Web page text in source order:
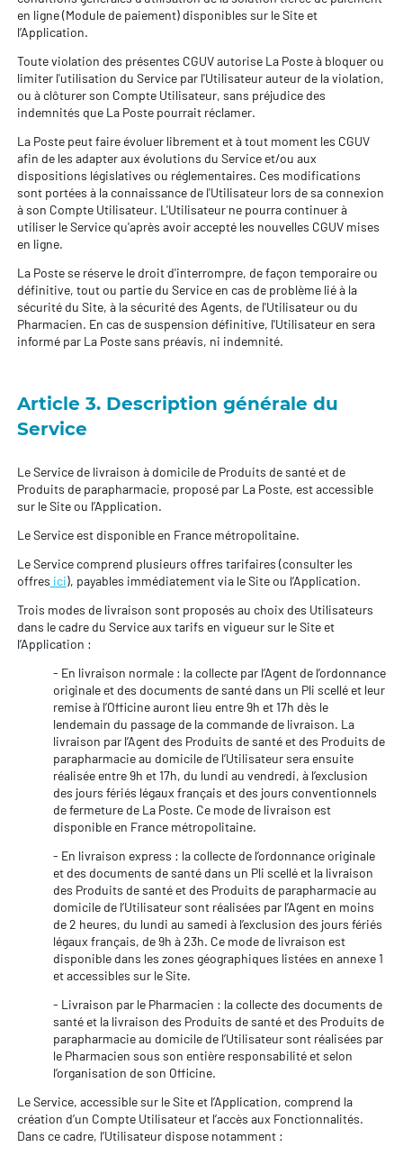
en ligne (Module de paiement) disponibles sur le Site et
l’Application.
Toute violation des présentes CGUV autorise La Poste à bloquer ou
limiter l'utilisation du Service par l'Utilisateur auteur de la violation,
ou à clôturer son Compte Utilisateur, sans préjudice des
indemnités que La Poste pourrait réclamer.
La Poste peut faire évoluer librement et à tout moment les CGUV
afin de les adapter aux évolutions du Service et/ou aux
dispositions législatives ou réglementaires. Ces modifications
sont portées à la connaissance de l'Utilisateur lors de sa connexion
à son Compte Utilisateur. L'Utilisateur ne pourra continuer à
utiliser le Service qu'après avoir accepté les nouvelles CGUV mises
en ligne.
La Poste se réserve le droit d'interrompre, de façon temporaire ou
définitive, tout ou partie du Service en cas de problème lié à la
sécurité du Site, à la sécurité des Agents, de l'Utilisateur ou du
Pharmacien. En cas de suspension définitive, l'Utilisateur en sera
informé par La Poste sans préavis, ni indemnité.
Article 3. Description générale du
Service
Le Service de livraison à domicile de Produits de santé et de
Produits de parapharmacie, proposé par La Poste, est accessible
sur le Site ou l’Application.
Le Service est disponible en France métropolitaine.
Le Service comprend plusieurs offres tarifaires (consulter les
offres ici), payables immédiatement via le Site ou l’Application.
Trois modes de livraison sont proposés au choix des Utilisateurs
dans le cadre du Service aux tarifs en vigueur sur le Site et
l’Application :
- En livraison normale : la collecte par l’Agent de l’ordonnance
originale et des documents de santé dans un Pli scellé et leur
remise à l’Officine auront lieu entre 9h et 17h dès le
lendemain du passage de la commande de livraison. La
livraison par l’Agent des Produits de santé et des Produits de
parapharmacie au domicile de l’Utilisateur sera ensuite
réalisée entre 9h et 17h, du lundi au vendredi, à l’exclusion
des jours fériés légaux français et des jours conventionnels
de fermeture de La Poste. Ce mode de livraison est
disponible en France métropolitaine.
- En livraison express : la collecte de l’ordonnance originale
et des documents de santé dans un Pli scellé et la livraison
des Produits de santé et des Produits de parapharmacie au
domicile de l’Utilisateur sont réalisées par l’Agent en moins
de 2 heures, du lundi au samedi à l’exclusion des jours fériés
légaux français, de 9h à 23h. Ce mode de livraison est
disponible dans les zones géographiques listées en annexe 1
et accessibles sur le Site.
- Livraison par le Pharmacien : la collecte des documents de
santé et la livraison des Produits de santé et des Produits de
parapharmacie au domicile de l’Utilisateur sont réalisées par
le Pharmacien sous son entière responsabilité et selon
l’organisation de son Officine.
Le Service, accessible sur le Site et l’Application, comprend la
création d’un Compte Utilisateur et l’accès aux Fonctionnalités.
Dans ce cadre, l’Utilisateur dispose notamment :